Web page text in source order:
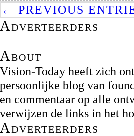
← PREVIOUS
Adverteerders
About
Vision-Today heeft zich
persoonlijke blog van
en commentaar op alle
verwijzen de links in het
Adverteerders